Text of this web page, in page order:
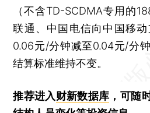
（不含TD-SCDMA专用的
联通、中国电信向中国移
0.06元/分钟减至0.04元/分
结算标准维持不变。
推荐进入财新数据库 ，可随